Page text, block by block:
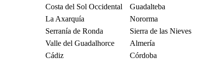
Costa del Sol Occidental
Guadalteba
La Axarquía
Nororma
Serranía de Ronda
Sierra de las Nieves
Valle del Guadalhorce
Almería
Cádiz
Córdoba